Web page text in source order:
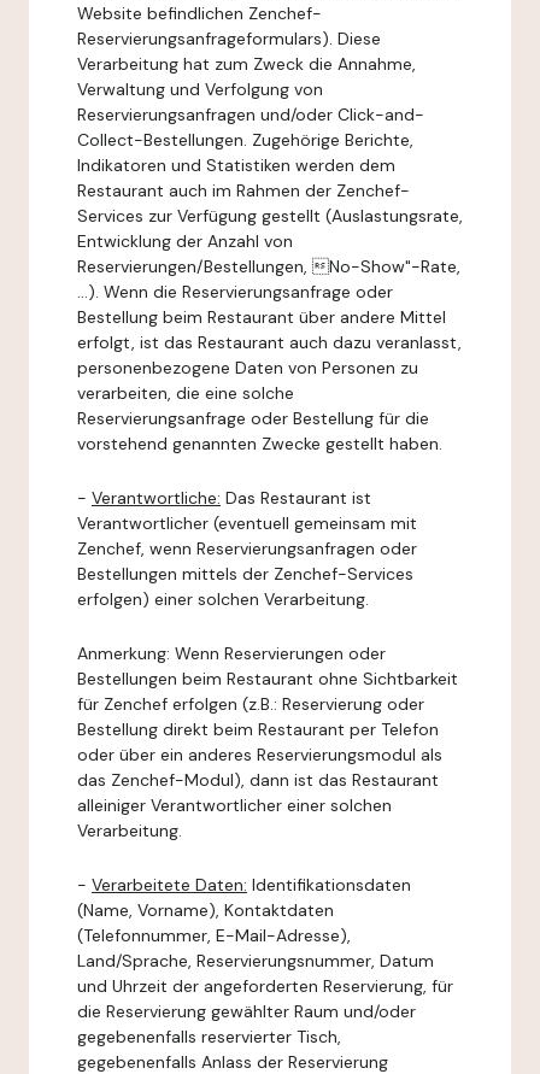
Website befindlichen Zenchef-
Reservierungsanfrageformulars). Diese
Verarbeitung hat zum Zweck die Annahme,
Verwaltung und Verfolgung von
Reservierungsanfragen und/oder Click-and-
Collect-Bestellungen. Zugehörige Berichte,
Indikatoren und Statistiken werden dem
Restaurant auch im Rahmen der Zenchef-
Services zur Verfügung gestellt (Auslastungsrate,
Entwicklung der Anzahl von
Reservierungen/Bestellungen, No-Show"-Rate,
...). Wenn die Reservierungsanfrage oder
Bestellung beim Restaurant über andere Mittel
erfolgt, ist das Restaurant auch dazu veranlasst,
personenbezogene Daten von Personen zu
verarbeiten, die eine solche
Reservierungsanfrage oder Bestellung für die
vorstehend genannten Zwecke gestellt haben.
- Verantwortliche: Das Restaurant ist
Verantwortlicher (eventuell gemeinsam mit
Zenchef, wenn Reservierungsanfragen oder
Bestellungen mittels der Zenchef-Services
erfolgen) einer solchen Verarbeitung.
Anmerkung: Wenn Reservierungen oder
Bestellungen beim Restaurant ohne Sichtbarkeit
für Zenchef erfolgen (z.B.: Reservierung oder
Bestellung direkt beim Restaurant per Telefon
oder über ein anderes Reservierungsmodul als
das Zenchef-Modul), dann ist das Restaurant
alleiniger Verantwortlicher einer solchen
Verarbeitung.
- Verarbeitete Daten: Identifikationsdaten
(Name, Vorname), Kontaktdaten
(Telefonnummer, E-Mail-Adresse),
Land/Sprache, Reservierungsnummer, Datum
und Uhrzeit der angeforderten Reservierung, für
die Reservierung gewählter Raum und/oder
gegebenenfalls reservierter Tisch,
gegebenenfalls Anlass der Reservierung